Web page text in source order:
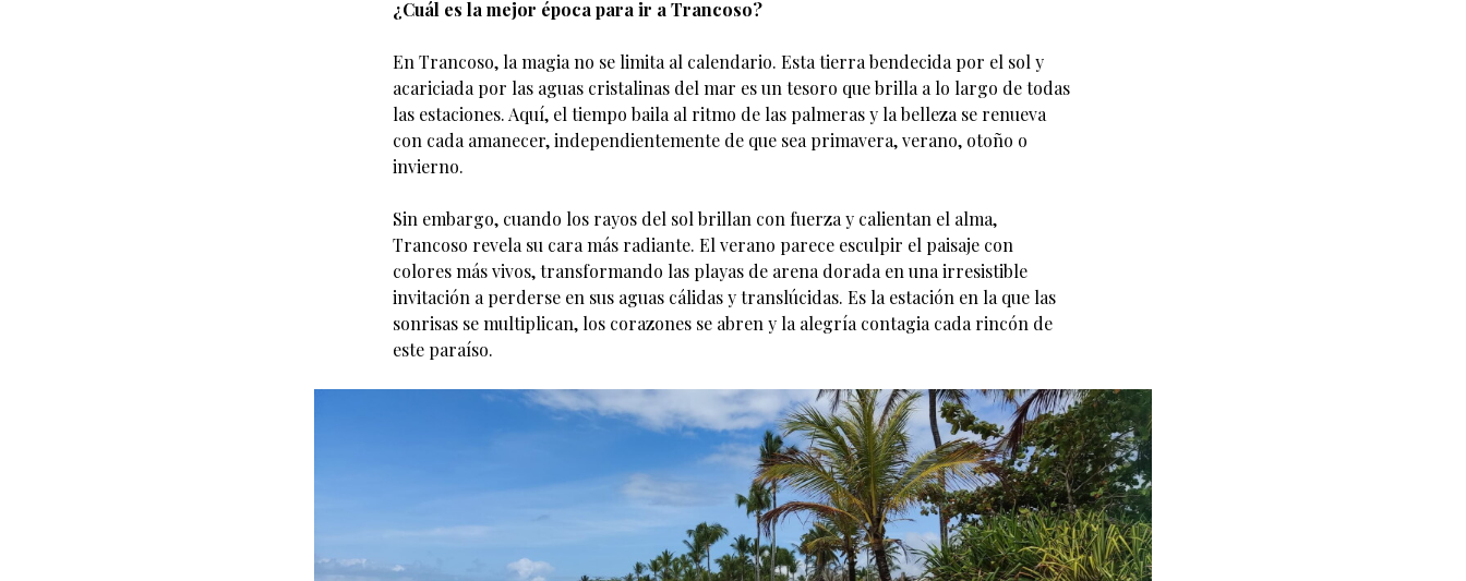
¿Cuál es la mejor época para ir a Trancoso?
En Trancoso, la magia no se limita al calendario. Esta tierra bendecida por el sol y
acariciada por las aguas cristalinas del mar es un tesoro que brilla a lo largo de todas
las estaciones. Aquí, el tiempo baila al ritmo de las palmeras y la belleza se renueva
con cada amanecer, independientemente de que sea primavera, verano, otoño o
invierno.
Sin embargo, cuando los rayos del sol brillan con fuerza y calientan el alma,
Trancoso revela su cara más radiante. El verano parece esculpir el paisaje con
colores más vivos, transformando las playas de arena dorada en una irresistible
invitación a perderse en sus aguas cálidas y translúcidas. Es la estación en la que las
sonrisas se multiplican, los corazones se abren y la alegría contagia cada rincón de
este paraíso.